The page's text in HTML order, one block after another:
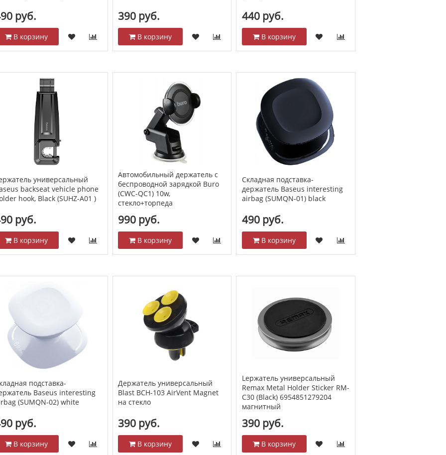
руб.
В корзину
390 руб.
В корзину
440 руб.
В корзину
универсальный
backseat vehicle phone
hook, Black (SUHZ-A01 )
руб.
В корзину
Автомобильный держатель с
беспроводной зарядкой Buro
(CWC-QC1) 10w,
стекло+торпеда
990 руб.
В корзину
Складная подставка-
держатель Baseus interesting
airbag (SUMQN-01) black
490 руб.
В корзину
подставка-
Baseus interesting
(SUMQN-02) white
руб.
В корзину
Держатель универсальный
Blast BCH-103 AirVent Magnet
на стекло
390 руб.
В корзину
Lержатель универсальный
Remax Metal Holder Sticker RM-
C30 (Black) 6954851279204
магнитный
390 руб.
В корзину